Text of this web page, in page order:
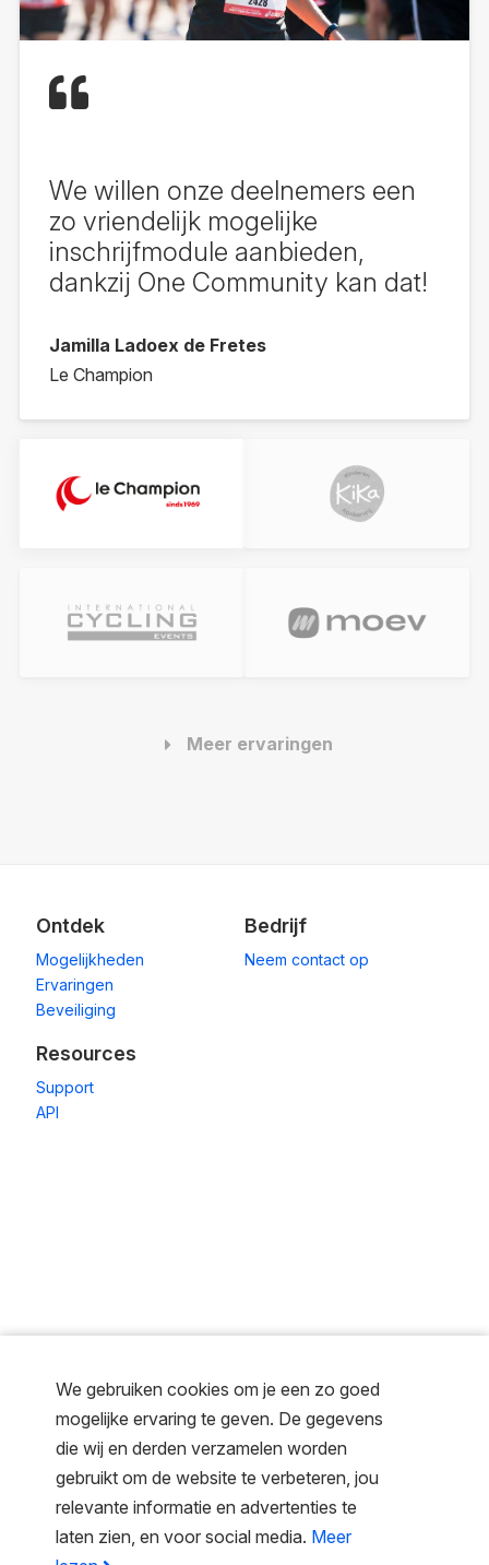
We willen onze deelnemers een
zo vriendelijk mogelijke
inschrijfmodule aanbieden,
dankzij One Community kan dat!
Jamilla Ladoex de Fretes
Le Champion
Meer ervaringen
Ontdek
Mogelijkheden
Ervaringen
Beveiliging
Bedrijf
Neem contact op
Resources
Support
API
We gebruiken cookies om je een zo goed
mogelijke ervaring te geven. De gegevens
die wij en derden verzamelen worden
gebruikt om de website te verbeteren, jou
relevante informatie en advertenties te
laten zien, en voor social media. Meer